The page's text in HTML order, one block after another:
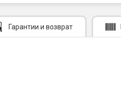
Гарантии и возврат